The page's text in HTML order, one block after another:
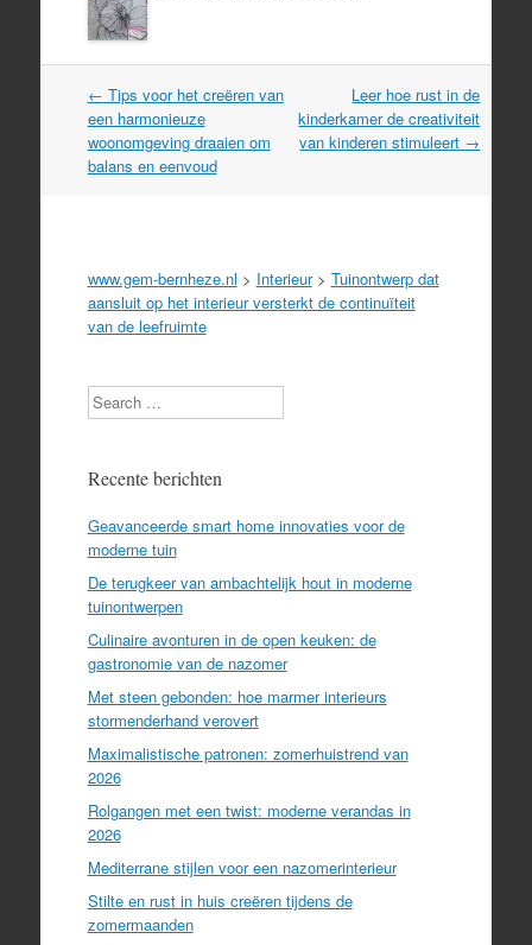
Post
navigation
← Tips voor het creëren van
een harmonieuze
woonomgeving draaien om
balans en eenvoud
Leer hoe rust in de
kinderkamer de creativiteit
van kinderen stimuleert →
www.gem-bernheze.nl > Interieur> Tuinontwerp dat
aansluit op het interieur versterkt de continuïteit
van de leefruimte
Search
Recente berichten
Geavanceerde smart home innovaties voor de
moderne tuin
De terugkeer van ambachtelijk hout in moderne
tuinontwerpen
Culinaire avonturen in de open keuken: de
gastronomie van de nazomer
Met steen gebonden: hoe marmer interieurs
stormenderhand verovert
Maximalistische patronen: zomerhuistrend van
2026
Rolgangen met een twist: moderne verandas in
2026
Mediterrane stijlen voor een nazomerinterieur
Stilte en rust in huis creëren tijdens de
zomermaanden